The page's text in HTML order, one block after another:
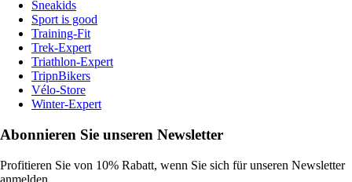
Sneakids
Sport is good
Training-Fit
Trek-Expert
Triathlon-Expert
TripnBikers
Vélo-Store
Winter-Expert
Abonnieren Sie unseren Newsletter
Profitieren Sie von 10% Rabatt, wenn Sie sich für unseren Newsletter
anmelden